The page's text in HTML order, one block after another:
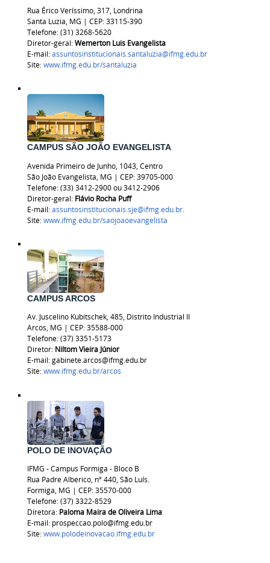
Rua Érico Veríssimo, 317, Londrina
Santa Luzia, MG | CEP: 33115-390
Telefone: (31) 3268-5620
Diretor-geral:Wemerton Luis Evangelista
E-mail:assuntosinstitucionais.santaluzia@ifmg.edu.br
Site:www.ifmg.edu.br/santaluzia
CAMPUS SÃO JOÃO EVANGELISTA
Avenida Primeiro de Junho, 1043, Centro
São João Evangelista, MG | CEP: 39705-000
Telefone: (33) 3412-2900 ou 3412-2906
Diretor-geral: Flávio Rocha Puff
E-mail:assuntosinstitucionais.sje@ifmg.edu.br.
Site:www.ifmg.edu.br/saojoaoevangelista
CAMPUS ARCOS
Av. Juscelino Kubitschek, 485, Distrito Industrial II
Arcos, MG | CEP: 35588-000
Telefone: (37) 3351-5173
Diretor: Niltom Vieira Júnior
E-mail: gabinete.arcos@ifmg.edu.br
Site:www.ifmg.edu.br/arcos
POLO DE INOVAÇÃO
IFMG - Campus Formiga - Bloco B
Rua Padre Alberico, nº 440, São Luís.
Formiga, MG | CEP: 35570-000
Telefone: (37) 3322-8529
Diretora: Paloma Maira de Oliveira Lima
E-mail: prospeccao.polo@ifmg.edu.br
Site:www.polodeinovacao.ifmg.edu.br